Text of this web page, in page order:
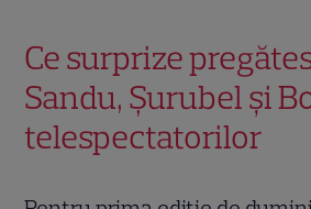
Ce surprize
Sandu, Șurubel și
telespectatorilor